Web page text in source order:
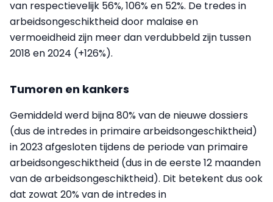
van respectievelijk 56%, 106% en 52%. De tredes in
arbeidsongeschiktheid door malaise en
vermoeidheid zijn meer dan verdubbeld zijn tussen
2018 en 2024 (+126%).
Tumoren en kankers
Gemiddeld werd bijna 80% van de nieuwe dossiers
(dus de intredes in primaire arbeidsongeschiktheid)
in 2023 afgesloten tijdens de periode van primaire
arbeidsongeschiktheid (dus in de eerste 12 maanden
van de arbeidsongeschiktheid). Dit betekent dus ook
dat zowat 20% van de intredes in